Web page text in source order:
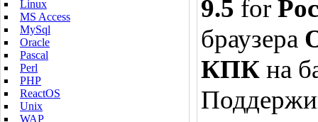
Linux
MS Access
MySql
Oracle
Pascal
Perl
PHP
ReactOS
Unix
WAP
9.5 for
браузера
КПК на